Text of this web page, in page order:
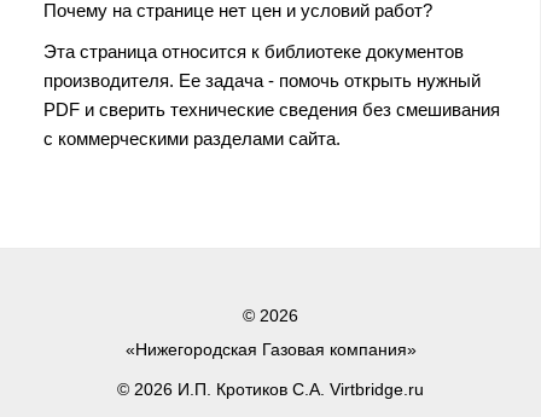
Почему на странице нет цен и условий работ?
Эта страница относится к библиотеке документов
производителя. Ее задача - помочь открыть нужный
PDF и сверить технические сведения без смешивания
с коммерческими разделами сайта.
© 2026
«Нижегородская Газовая компания»
© 2026 И.П. Кротиков С.А. Virtbridge.ru